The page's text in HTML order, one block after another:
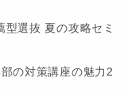
型選抜 夏の攻略セミ
の対策講座の魅力2